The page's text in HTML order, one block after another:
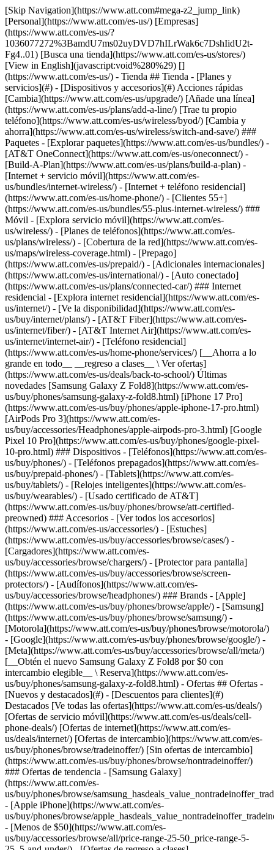
[Skip Navigation](https://www.att.com#mega-z2_jump_link) [Personal](https://www.att.com/es-us/) [Empresas](https://www.att.com/es-us/?1036077272%3BamdU7ms02uyDVD7hILrWak6c7DshIidU2t-Fg4..01) [Busca una tienda](https://www.att.com/es-us/stores/) [View in English](javascript:void%280%29) [](https://www.att.com/es-us/) - Tienda ## Tienda - [Planes y servicios](#) - [Dispositivos y accesorios](#) Acciones rápidas [Cambia](https://www.att.com/es-us/upgrade/) [Añade una línea](https://www.att.com/es-us/plans/add-a-line/) [Trae tu propio teléfono](https://www.att.com/es-us/wireless/byod/) [Cambia y ahorra](https://www.att.com/es-us/wireless/switch-and-save/) ### Paquetes - [Explorar paquetes](https://www.att.com/es-us/bundles/) - [AT&T OneConnect](https://www.att.com/es-us/oneconnect/) - [Build-A-Plan](https://www.att.com/es-us/plans/build-a-plan) - [Internet + servicio móvil](https://www.att.com/es-us/bundles/internet-wireless/) - [Internet + teléfono residencial](https://www.att.com/es-us/home-phone/) - [Clientes 55+](https://www.att.com/es-us/bundles/55-plus-internet-wireless/) ### Móvil - [Explora servicio móvil](https://www.att.com/es-us/wireless/) - [Planes de teléfonos](https://www.att.com/es-us/plans/wireless/) - [Cobertura de la red](https://www.att.com/es-us/maps/wireless-coverage.html) - [Prepago](https://www.att.com/es-us/prepaid/) - [Adicionales internacionales](https://www.att.com/es-us/international/) - [Auto conectado](https://www.att.com/es-us/plans/connected-car/) ### Internet residencial - [Explora internet residencial](https://www.att.com/es-us/internet/) - [Ve la disponibilidad](https://www.att.com/es-us/buy/internet/plans/) - [AT&T Fiber](https://www.att.com/es-us/internet/fiber/) - [AT&T Internet Air](https://www.att.com/es-us/internet/internet-air/) - [Teléfono residencial](https://www.att.com/es-us/home-phone/services/) [__Ahorra a lo grande en todo__ __regreso a clases__ \ Ver ofertas](https://www.att.com/es-us/deals/back-to-school/) Últimas novedades [Samsung Galaxy Z Fold8](https://www.att.com/es-us/buy/phones/samsung-galaxy-z-fold8.html) [iPhone 17 Pro](https://www.att.com/es-us/buy/phones/apple-iphone-17-pro.html) [AirPods Pro 3](https://www.att.com/es-us/buy/accessories/Headphones/apple-airpods-pro-3.html) [Google Pixel 10 Pro](https://www.att.com/es-us/buy/phones/google-pixel-10-pro.html) ### Dispositivos - [Teléfonos](https://www.att.com/es-us/buy/phones/) - [Teléfonos prepagados](https://www.att.com/es-us/buy/prepaid-phones/) - [Tablets](https://www.att.com/es-us/buy/tablets/) - [Relojes inteligentes](https://www.att.com/es-us/buy/wearables/) - [Usado certificado de AT&T](https://www.att.com/es-us/buy/phones/browse/att-certified-preowned) ### Accesorios - [Ver todos los accesorios](https://www.att.com/es-us/accessories/) - [Estuches](https://www.att.com/es-us/buy/accessories/browse/cases/) - [Cargadores](https://www.att.com/es-us/buy/accessories/browse/chargers/) - [Protector para pantalla](https://www.att.com/es-us/buy/accessories/browse/screen-protectors/) - [Audífonos](https://www.att.com/es-us/buy/accessories/browse/headphones/) ### Brands - [Apple](https://www.att.com/es-us/buy/phones/browse/apple/) - [Samsung](https://www.att.com/es-us/buy/phones/browse/samsung/) - [Motorola](https://www.att.com/es-us/buy/phones/browse/motorola/) - [Google](https://www.att.com/es-us/buy/phones/browse/google/) - [Meta](https://www.att.com/es-us/buy/accessories/browse/all/meta/) [__Obtén el nuevo Samsung Galaxy Z Fold8 por $0 con intercambio elegible__ \ Reserva](https://www.att.com/es-us/buy/phones/samsung-galaxy-z-fold8.html) - Ofertas ## Ofertas - [Nuevos y destacados](#) - [Descuentos para clientes](#) Destacados [Ve todas las ofertas](https://www.att.com/es-us/deals/) [Ofertas de servicio móvil](https://www.att.com/es-us/deals/cell-phone-deals/) [Ofertas de internet](https://www.att.com/es-us/deals/internet/) [Ofertas de intercambio](https://www.att.com/es-us/buy/phones/browse/tradeinoffer/) [Sin ofertas de intercambio](https://www.att.com/es-us/buy/phones/browse/nontradeinoffer/) ### Ofertas de tendencia - [Samsung Galaxy](https://www.att.com/es-us/buy/phones/browse/samsung_hasdeals_value_nontradeinoffer_tradeinoffer/) - [Apple iPhone](https://www.att.com/es-us/buy/phones/browse/apple_hasdeals_value_nontradeinoffer_tradeinoffer/) - [Menos de $50](https://www.att.com/es-us/buy/accessories/browse/all/price-range-25-50_price-range-5-25_5-and-under/) - [Ofertas de regreso a clases](https://www.att.com/es-us/deals/back-to-school/) ### Ofertas de dispositivos y accesorios - [Teléfonos](https://www.att.com/es-us/buy/phones/browse/hasdeals_value_nontradeinoffer_tradeinoffer/) - [Teléfonos prepagados](https://www.att.com/es-us/buy/prepaid-phones/browse/hasdeals/) - [Tablets](https://www.att.com/es-us/buy/tablets/browse/hasdeals_nontradeinoffer/) - [Relojes inteligentes](https://www.att.com/es-us/buy/wearables/browse/hasdeals_nontradeinoffer/) - [Ofertas de accesorios](https://www.att.com/es-us/buy/accessories/browse/all/deals/) ### Suscripciones - [AT&T OneConnect](https://www.att.com/es-us/oneconnect/) [__Cámbiate a AT&T y averigua cómo obtener hasta $800 por línea para terminar tu contrato__ \ Compra ahora](https://www.att.com/es-us/buy/phones/) ### Descuentos por ocupación - [Empleados de empresas](https://www.att.com/es-us/verification/signaturehub/#employment) - [Militares y veteranos](https://www.att.com/es-us/offers/discount-program/military-discount/) - [Maestros](https://www.att.com/es-us/offers/discount-program/teacher/) - [Enfermeros y médicos](https://www.att.com/es-us/verification/signaturehub/#medical) - [Personal de emergencias activo](https://www.att.com/es-us/firstnetandfamily/) ### Descuentos por afiliación - [Clientes 55+](https://www.att.com/es-us/verification/signaturehub/#age) - [Personal retirado del servicio de emergencia](https://www.att.com/es-us/offers/discount-program/retired-responders/) - [Trabajadores de sindicatos](https://www.att.com/es-us/offers/discount-program/union-discount/) - [Estudiantes](https://www.att.com/es-us/verification/signaturehub/#student) ### Ahorros para socios - [Descuento con tarjeta de crédito](https://www.att.com/es-us/?1036077272%3BamdU7ms02uyDVD7hIidU2t-FgOyvGkzT7uyJVm497PywgLdW2iYTVis9IZcUaO3.z1) - [Beneficios y más](https://andmorebenefits.att.com/root-discovery) [__Maestros: ahorra hasta $150 por línea y hasta un 20% en planes__ \ Obtén detalles](https://www.att.com/es-us/offers/discount-program/teacher/) - La diferencia de AT&T ## La diferencia de AT&T - [Nuestra ventaja competitiva](#) ### ¿Por qué elegirnos? - [Garantía AT&T](https://www.att.com/es-us/why-att/guarantee/) - [Por qué AT&T](https://www.att.com/es-us/why-att/) - [AT&T vs. T-Mobile y Verizon](https://www.att.com/es-us/wireless/switch-and-save/#compare-us) - [AT&T Fiber vs. Spectrum y Xfinity](https://www.att.com/es-us/internet/fiber/#compare-us) - [Prueba AT&T gratis](https://www.att.com/es-us/wireless/free-trial/) - [Cambia y ahorra](https://www.att.com/es-us/wireless/switch-and-save/) ### Cobertura excepcional - [Mapa de cobertura 5G](https://www.att.com/es-us/maps/wireless-coverage.html) - [Mapa de cobertura de fibra óptica](https://www.att.com/es-us/internet/fiber/coverage-map/) [__La mejor garantía de Estados Unidos__ \ Obtén detalles](https://www.att.com/es-us/why-att/guarantee/) - Ayuda ## Ayuda - [Factura y cuenta](#) - [Móvil](#) - [Internet](#) Acciones rápidas [Ve toda la ayuda](https://www.att.com/es-us/support/) [Ver mi cuenta](https://www.att.com/es-us/acctmgmt/overview) [Centro de pagos](https://www.att.com/es-us/acctmgmt/mypaymentcenter) [Centro de facturación](https://www.att.com/es-us/acctmgmt/billing/mybillingcenter) ### Factura y pagos - [Comprende tu factura](https://www.att.com/es-us/support/my-account/understand-your-bill/) - [Averigua por qué tu factura cambió](https://www.att.com/es-us/support/article/my-account/KM1051879/) - [Configura y administra AutoPay](https://www.att.com/es-us/acctmgmt/mypaymentcenter?intent=MANAGEAUTOPAY) - [Ve las cuotas de los dispositivos](https://www.att.com/es-us/acctmgmt/payment/installmentplandetails) - [Pagar sin iniciar sesión](https://www.att.com/es-us/acctmgmt/fastpmt/fastpay) ### Cuenta - [Cambiar o restablecer contraseña](https://www.att.com/es-us/support/article/my-account/KM1008941/) - [Añade o elimina cuentas](https://www.att.com/es-us/support/article/my-account/KM1008925/) - [Traslada el servicio de internet](https://www.att.com/es-us/help/moving/) - [Ve tus pedidos y reclamaciones](https://www.att.com/es-us/orders/history) - [Más ayuda con la cuenta](https://www.att.com/es-us/support/my-account/) [__La mejor garantía de Estados Unidos__ \ Obtén detalles](https://www.att.com/es-us/why-att/guarantee/) Acciones rápidas [Administrar mi servicio móvil](https://www.att.com/es-us/acctmgmt/mywireless) [Rastrear mi pedido](https://www.att.com/es-us/orders/history) [Añade AT&T International Day Pass](https://www.att.com/es-us/acctmgmt/signin?intent=DEEPLINK&soc=IRRLHDF&level=CAT&source=ILC242589969&wtExtndSource=Megamenu) ### Mi dispositivo - [Verificar mi uso](https://www.att.com/es-us/acctmgmt/usage/mysummary) - [Administra complementos](https://www.att.com/es-us/acctmgmt/wireless/manage-addon) - [Cambiar mi plan](https://www.att.com/es-us/acctmgmt/mywireless/manageplan/) - [Añade una línea](https://www.att.com/es-us/buy/postpaid/?wlsfi=AL) - [Consultar los requisitos de cambio](https://www.att.com/es-us/buy/postpaid/?wlsfi=up) - [Activa un dispositivo móvil](https://www.att.com/es-us/